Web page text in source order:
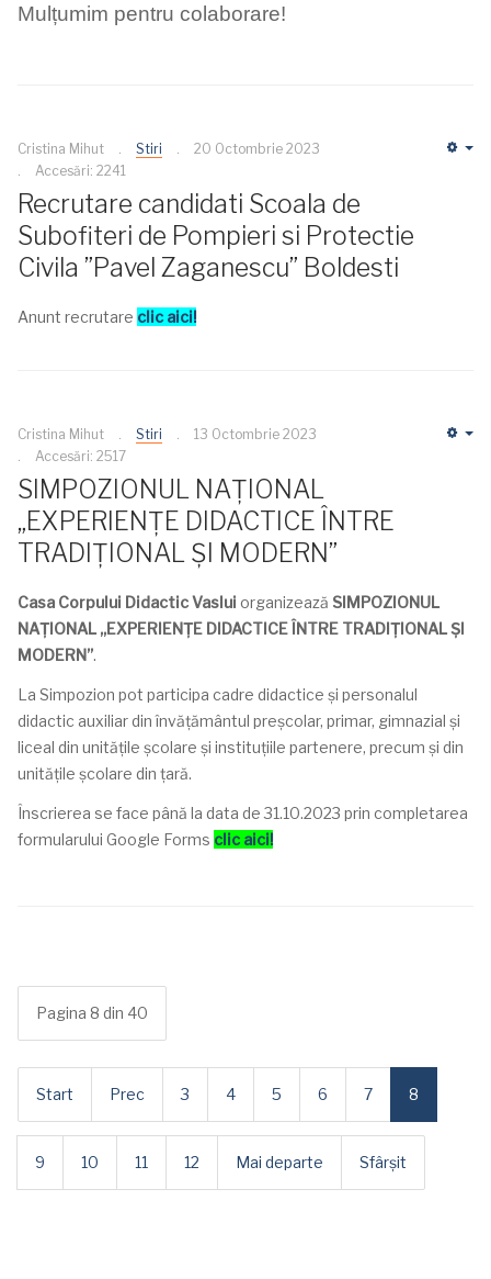
Mulțumim pentru colaborare!
Cristina Mihut Stiri
20 Octombrie 2023
Accesări: 2241
Recrutare candidati Scoala de
Subofiteri de Pompieri si Protectie
Civila ”Pavel Zaganescu” Boldesti
Anunt recrutare clic aici!
Cristina Mihut Stiri
13 Octombrie 2023
Accesări: 2517
SIMPOZIONUL NAȚIONAL
„EXPERIENȚE DIDACTICE ÎNTRE
TRADIȚIONAL ȘI MODERN”
Casa Corpului Didactic Vaslui organizează SIMPOZIONUL
NAȚIONAL „EXPERIENȚE DIDACTICE ÎNTRE TRADIȚIONAL ȘI
MODERN”.
La Simpozion pot participa cadre didactice și personalul
didactic auxiliar din învățământul preșcolar, primar, gimnazial și
liceal din unitățile școlare și instituțiile partenere, precum și din
unitățile școlare din țară.
Înscrierea se face până la data de 31.10.2023 prin completarea
formularului Google Forms clic aici!
Pagina 8 din 40
Start Prec 3 4 5 6 7 8
9 10 11 12 Mai departe Sfârșit